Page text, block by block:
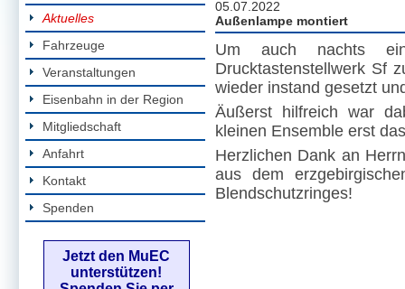
Aktuelles
Fahrzeuge
Veranstaltungen
Eisenbahn in der Region
Mitgliedschaft
Anfahrt
Kontakt
Spenden
Jetzt den MuEC
unterstützen!
05.07.2022
Außenlampe montiert
Um auch nachts
Drucktastenstellwerk Sf
wieder instand gesetzt
Äußerst hilfreich war
kleinen Ensemble erst
Herzlichen Dank an
aus dem
Blendschutzringes!